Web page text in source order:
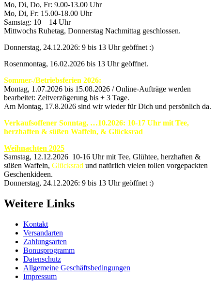
Mo, Di, Do, Fr: 9.00-13.00 Uhr
Mo, Di, Fr: 15.00-18.00 Uhr
Samstag: 10 – 14 Uhr
Mittwochs Ruhetag, Donnerstag Nachmittag geschlossen.
Donnerstag, 24.12.2026: 9 bis 13 Uhr geöffnet :)
Rosenmontag, 16.02.2026 bis 13 Uhr geöffnet.
Sommer-/Betriebsferien 2026:
Montag, 1.07.2026 bis 15.08.2026 / Online-Aufträge werden
bearbeitet: Zeitverzögerung bis + 3 Tage.
Am Montag, 17.8.2026 sind wir wieder für Dich und persönlich da.
Verkaufsoffener Sonntag, …10.2026: 10-17 Uhr mit Tee,
herzhaften & süßen Waffeln, & Glücksrad
Weihnachten 2025
Samstag, 12.12.2026 10-16 Uhr mit Tee, Glühtee, herzhaften &
süßen Waffeln, Glücksrad und natürlich vielen tollen vorgepackten
Geschenkideen.
Donnerstag, 24.12.2026: 9 bis 13 Uhr geöffnet :)
Weitere Links
Kontakt
Versandarten
Zahlungsarten
Bonusprogramm
Datenschutz
Allgemeine Geschäftsbedingungen
Impressum